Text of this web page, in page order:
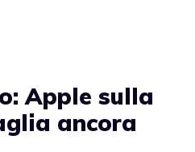
Apple sulla
ancora